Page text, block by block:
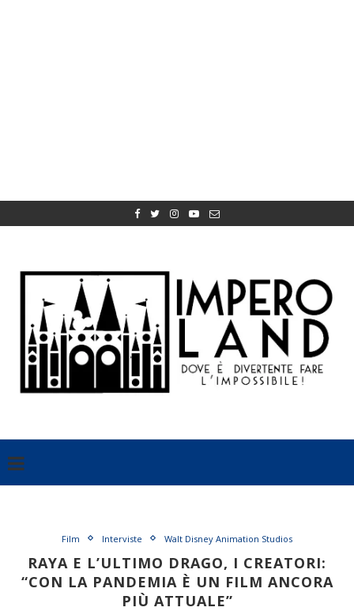
Film Interviste Walt Disney Animation Studios
RAYA E L’ULTIMO DRAGO, I CREATORI:
“CON LA PANDEMIA È UN FILM ANCORA
PIÙ ATTUALE”